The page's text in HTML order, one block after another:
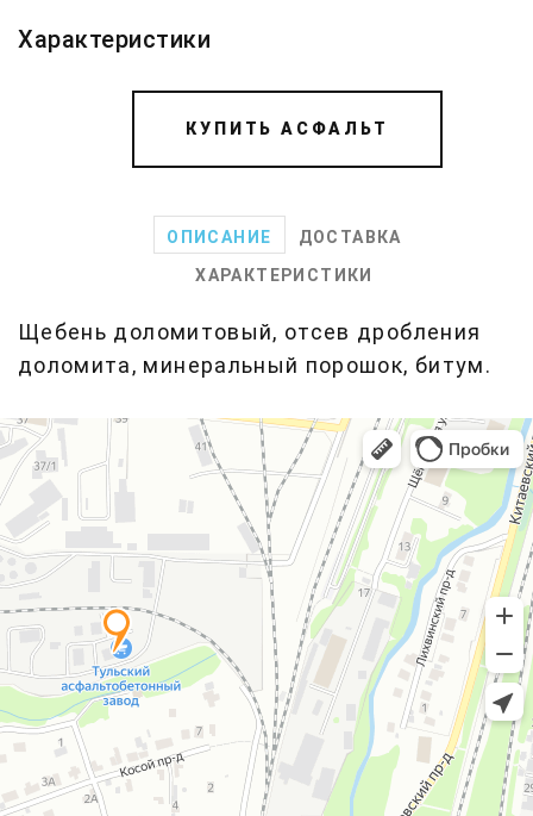
Характеристики
КУПИТЬ АСФАЛЬТ
ОПИСАНИЕ
ДОСТАВКА
ХАРАКТЕРИСТИКИ
Щебень доломитовый, отсев дробления
доломита, минеральный порошок, битум.